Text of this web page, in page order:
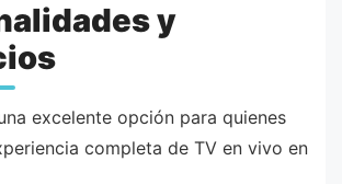
y
excelente opción para quienes
completa de TV en vivo en